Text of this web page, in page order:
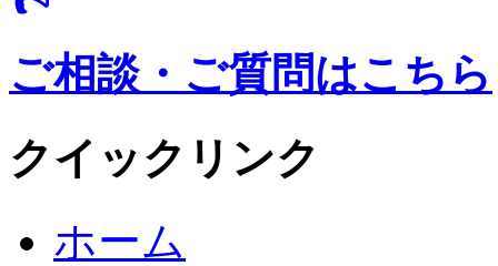
ご相談・ご質問はこちら
クイックリンク
ホーム